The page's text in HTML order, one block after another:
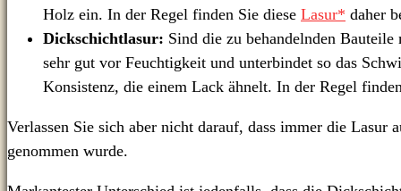
Holz ein. In der Regel finden Sie diese Lasur* daher
Dickschichtlasur: Sind die zu behandelnden
sehr gut vor Feuchtigkeit und unterbindet so das
Konsistenz, die einem Lack ähnelt. In der Regel
Verlassen Sie sich aber nicht darauf, dass immer die
genommen wurde.